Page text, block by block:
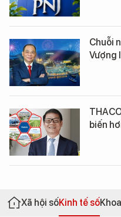
Chuỗi
Vượng
biến
Xã hội sốKinh tế số